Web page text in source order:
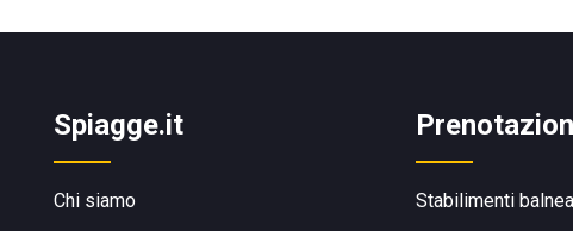
Spiagge.it
Chi siamo
Stabilimenti